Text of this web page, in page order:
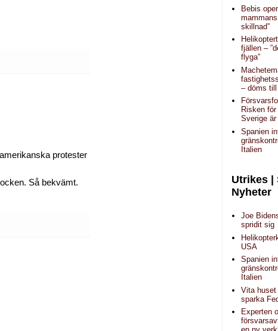
protester
Så bekvämt.
Bebis
skillnad”
fjällen –
flyga”
– döms
Risken
Sverige är
Spanien
Italien
Utrikes |
Nyheter
Joe
spridit sig
USA
Spanien
Italien
Vita
sparka
Experten